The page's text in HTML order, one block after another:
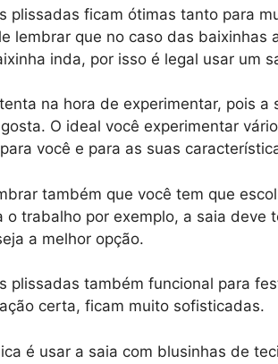
plissadas ficam ótimas tanto para
lembrar que no caso das baixinhas
inda, por isso é legal usar um
na hora de experimentar, pois
O ideal você experimentar
você e para as suas
também que você tem que
o trabalho por exemplo, a saia deve
a melhor opção.
plissadas também funcional para
certa, ficam muito sofisticadas.
é usar a saia com blusinhas de